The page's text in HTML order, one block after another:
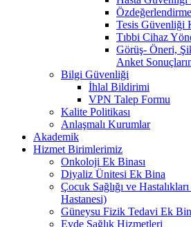
Tesis Güvenliği
Tıbbi Cihaz
Görüş- Öneri,
Anket
Bilgi Güvenliği
İhlal Bildirimi
VPN Talep Formu
Kalite Politikası
Anlaşmalı Kurumlar
Akademik
Hizmet Birimlerimiz
Onkoloji Ek Binası
Diyaliz Ünitesi Ek Bina
Çocuk Sağlığı ve
Hastanesi)
Güneysu Fizik Tedavi Ek
Evde Sağlık Hizmetleri